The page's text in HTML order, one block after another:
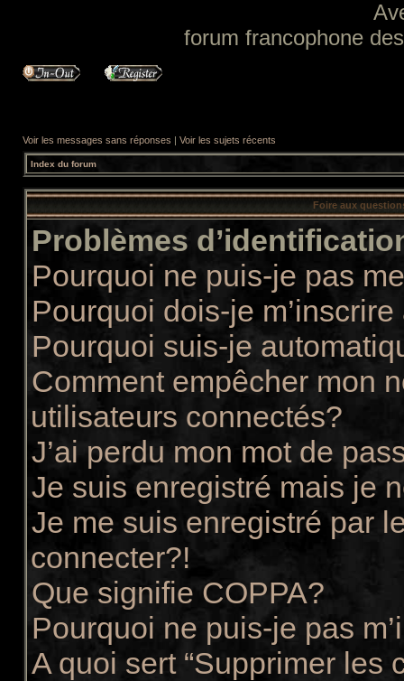
forum francophone
Voir les messages sans réponses | Voir les sujets récents
Index du forum
Foire aux
Problèmes
Pourquoi ne puis-je pas
Pourquoi dois-je
Pourquoi suis-je
Comment empêcher mon
utilisateurs connectés?
J’ai perdu mon mot de
Je suis enregistré mais je
Je me suis enregistré par
connecter?!
Que signifie COPPA?
Pourquoi ne puis-je pas
A quoi sert “Supprimer les